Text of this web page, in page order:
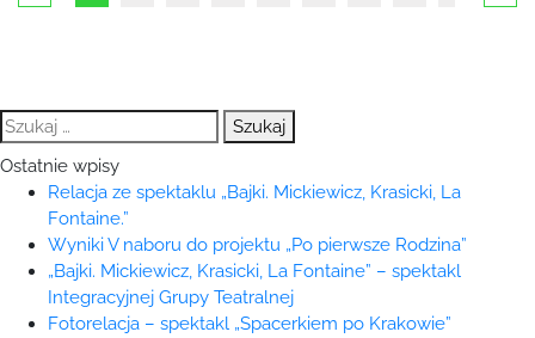
Szukaj:
Ostatnie wpisy
Relacja ze spektaklu „Bajki. Mickiewicz, Krasicki, La
Fontaine.”
Wyniki V naboru do projektu „Po pierwsze Rodzina”
„Bajki. Mickiewicz, Krasicki, La Fontaine” – spektakl
Integracyjnej Grupy Teatralnej
Fotorelacja – spektakl „Spacerkiem po Krakowie”